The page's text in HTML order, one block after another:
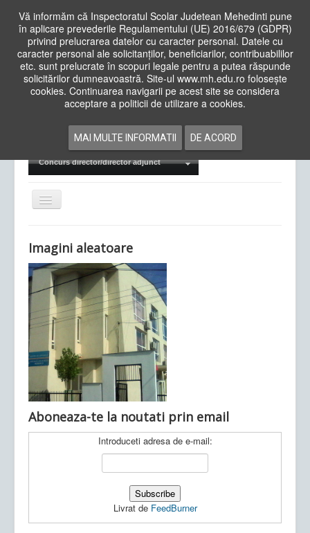
Vă informăm că Inspectoratul Scolar Judetean Mehedinti pune
în aplicare prevederile Regulamentului (UE) 2016/679 (GDPR)
privind prelucrarea datelor cu caracter personal. Datele cu
caracter personal ale solicitanților, beneficiarilor, contribuabililor
etc. sunt prelucrate în scopuri legale pentru a putea răspunde
solicitărilor dumneavoastră. Site-ul www.mh.edu.ro folosește
cookies. Continuarea navigarii pe acest site se considera
acceptare a politicii de utilizare a cookies.
MAI MULTE INFORMATII DE ACORD
Cauta
in
siteAcasa Cadre Didactice
Examene Naționale
Concurs director/director adjunct
Comută
navigarea
Ultimele articole: Vi, 04.11.2022 -
Județean Mehedinți
Imagini aleatoare
Aboneaza-te la noutati prin email
Introduceti adresa de e-mail:
Livrat de FeedBurner